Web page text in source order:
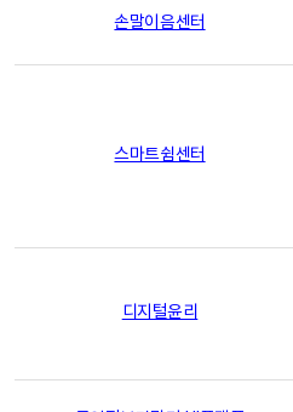
손말이음센터
스마트쉼센터
디지털윤리